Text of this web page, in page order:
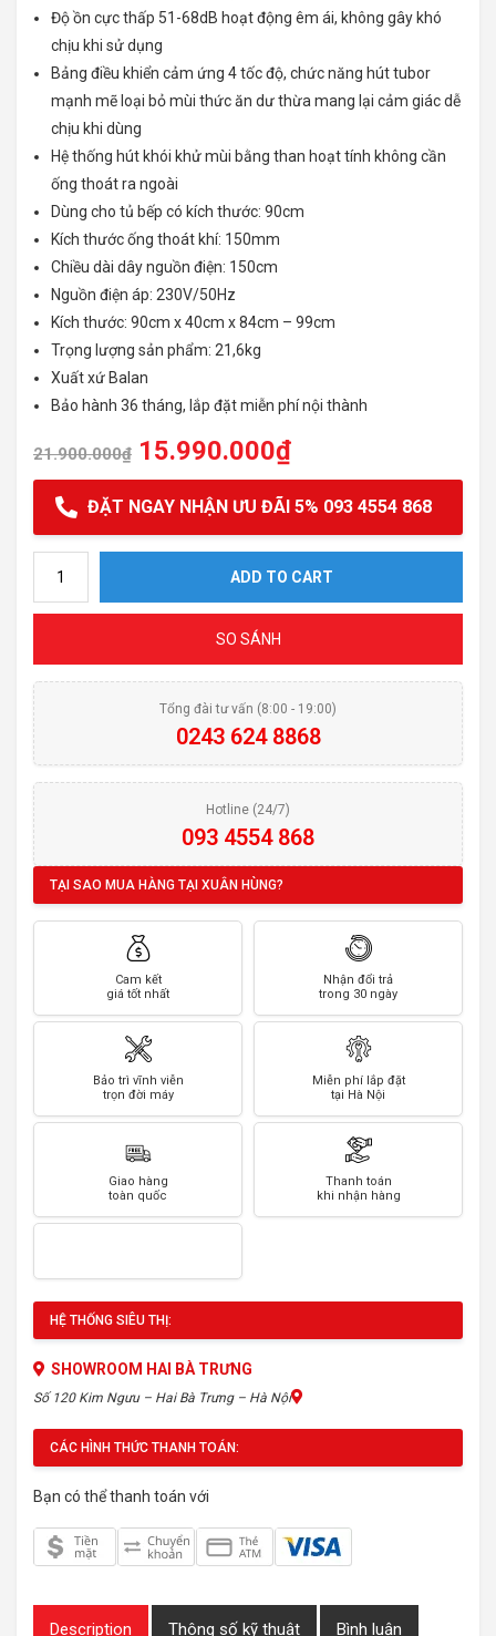
Độ ồn cực thấp 51-68dB hoạt động êm ái, không gây khó
chịu khi sử dụng
Bảng điều khiển cảm ứng 4 tốc độ, chức năng hút tubor
mạnh mẽ loại bỏ mùi thức ăn dư thừa mang lại cảm giác dễ
chịu khi dùng
Hệ thống hút khói khử mùi bằng than hoạt tính không cần
ống thoát ra ngoài
Dùng cho tủ bếp có kích thước: 90cm
Kích thước ống thoát khí: 150mm
Chiều dài dây nguồn điện: 150cm
Nguồn điện áp: 230V/50Hz
Kích thước: 90cm x 40cm x 84cm – 99cm
Trọng lượng sản phẩm: 21,6kg
Xuất xứ Balan
Bảo hành 36 tháng, lắp đặt miễn phí nội thành
21.900.000₫ 15.990.000₫
ĐẶT NGAY NHẬN ƯU ĐÃI 5% 093 4554 868
ADD TO CART
SO SÁNH
Tổng đài tư vấn (8:00 - 19:00)
0243 624 8868
Hotline (24/7)
093 4554 868
TẠI SAO MUA HÀNG TẠI XUÂN HÙNG?
Cam kết
giá tốt nhất
Nhận đổi trả
trong 30 ngày
Bảo trì vĩnh viễn
trọn đời máy
Miễn phí lắp đặt
tại Hà Nội
Giao hàng
toàn quốc
Thanh toán
khi nhận hàng
HỆ THỐNG SIÊU THỊ:
SHOWROOM HAI BÀ TRƯNG
Số 120 Kim Ngưu – Hai Bà Trưng – Hà Nội
CÁC HÌNH THỨC THANH TOÁN:
Bạn có thể thanh toán với
Description Thông số kỹ thuật Bình luận